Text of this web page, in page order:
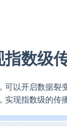
数级
可以开启数据裂
现指数级的传